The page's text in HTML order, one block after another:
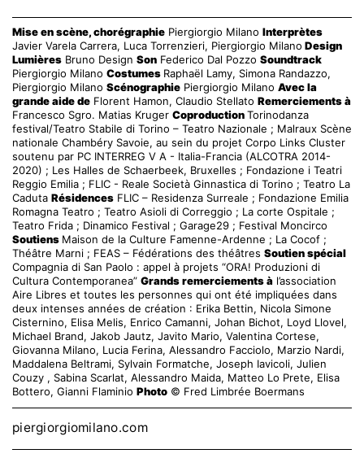
Mise en scène, chorégraphie Piergiorgio Milano Interprètes
Javier Varela Carrera, Luca Torrenzieri, Piergiorgio Milano Design
Lumières Bruno Design Son Federico Dal Pozzo Soundtrack
Piergiorgio Milano Costumes Raphaël Lamy, Simona Randazzo,
Piergiorgio Milano Scénographie Piergiorgio Milano Avec la
grande aide de Florent Hamon, Claudio Stellato Remerciements à
Francesco Sgro. Matias Kruger CoproductionTorinodanza
festival/Teatro Stabile di Torino – Teatro Nazionale ; Malraux Scène
nationale Chambéry Savoie, au sein du projet Corpo Links Cluster
soutenu par PC INTERREG V A - Italia-Francia (ALCOTRA 2014-
2020) ; Les Halles de Schaerbeek, Bruxelles ; Fondazione i Teatri
Reggio Emilia ; FLIC - Reale Società Ginnastica di Torino ; Teatro La
Caduta Résidences FLIC – Residenza Surreale ; Fondazione Emilia
Romagna Teatro ; Teatro Asioli di Correggio ; La corte Ospitale ;
Teatro Frida ; Dinamico Festival ; Garage29 ; Festival Moncirco
Soutiens Maison de la Culture Famenne-Ardenne ; La Cocof ;
Théâtre Marni ; FEAS – Fédérations des théâtres Soutien spécial
Compagnia di San Paolo : appel à projets “ORA! Produzioni di
Cultura Contemporanea” Grands remerciements à l’association
Aire Libres et toutes les personnes qui ont été impliquées dans
deux intenses années de création : Erika Bettin, Nicola Simone
Cisternino, Elisa Melis, Enrico Camanni, Johan Bichot, Loyd Llovel,
Michael Brand, Jakob Jautz, Javito Mario, Valentina Cortese,
Giovanna Milano, Lucia Ferina, Alessandro Facciolo, Marzio Nardi,
Maddalena Beltrami, Sylvain Formatche, Joseph Iavicoli, Julien
Couzy , Sabina Scarlat, Alessandro Maida, Matteo Lo Prete, Elisa
Bottero, Gianni Flaminio Photo © Fred Limbrée Boermans
piergiorgiomilano.com